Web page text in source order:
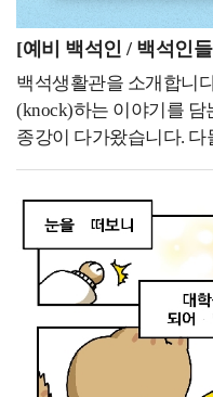
신청하시기 바랍니다.백
백석대학교 입학관리처
유튜브 ㅣ 백석대학교
@baekseok_univ블로그
https://blog.naver.com/
이어지는 만큼, 안내된
두시기 바랍니다.한 학기
달려오신 학생 여러분
학사일정도 차질 없이
의미 있는 여름방학을
입장으로 백석대학교
소개시켜드리고자 합니
것을 참고하여 주세요!
완화대학 기숙사는 학교
개인적으로 자취를 하는
획기적으로 절감할 수
가지고 있는 것 같습니
크게 오른 상황에서, 기
상대적으로 매우 저렴한
안정적으로 거주할 수 있
외부에서 자취할 경우
수십만 원 상당의 월세
없으며, 전기는 물론 가
공공요금이나 건물 관리
줄어듭니다. 개인적으
백석생활관을 소개합니
(knock)하는 이야기를
종강이 다가왔습니다.
시작하면서 많은 학생들
바로 기숙사입니다.백석
편리한 환경을 제공하며
기사에서는 백석생활관
소개하며 생활관의 다양
백석생활관이 어떤 공
백석대학교 기숙사, 백